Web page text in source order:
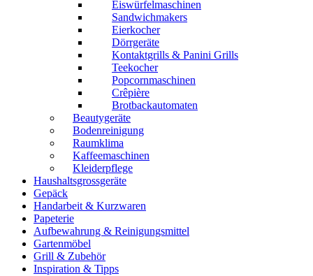
Eiswürfelmaschinen
Sandwichmakers
Eierkocher
Dörrgeräte
Kontaktgrills & Panini Grills
Teekocher
Popcornmaschinen
Crêpière
Brotbackautomaten
Beautygeräte
Bodenreinigung
Raumklima
Kaffeemaschinen
Kleiderpflege
Haushaltsgrossgeräte
Gepäck
Handarbeit & Kurzwaren
Papeterie
Aufbewahrung & Reinigungsmittel
Gartenmöbel
Grill & Zubehör
Inspiration & Tipps